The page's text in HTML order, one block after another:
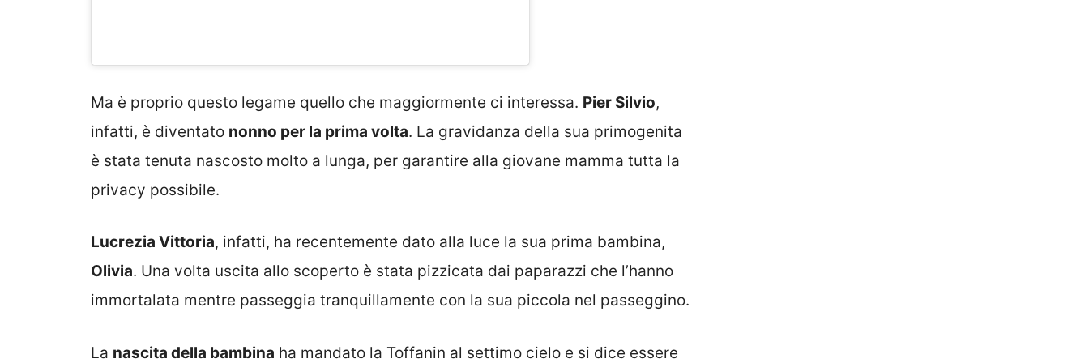
Ma è proprio questo legame quello che maggiormente ci interessa. Pier Silvio,
infatti, è diventato nonno per la prima volta. La gravidanza della sua primogenita
è stata tenuta nascosto molto a lunga, per garantire alla giovane mamma tutta la
privacy possibile.
Lucrezia Vittoria, infatti, ha recentemente dato alla luce la sua prima bambina,
Olivia. Una volta uscita allo scoperto è stata pizzicata dai paparazzi che l’hanno
immortalata mentre passeggia tranquillamente con la sua piccola nel passeggino.
La nascita della bambina ha mandato la Toffanin al settimo cielo e si dice essere